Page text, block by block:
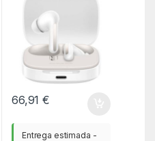
66,91€
Entrega estimada -